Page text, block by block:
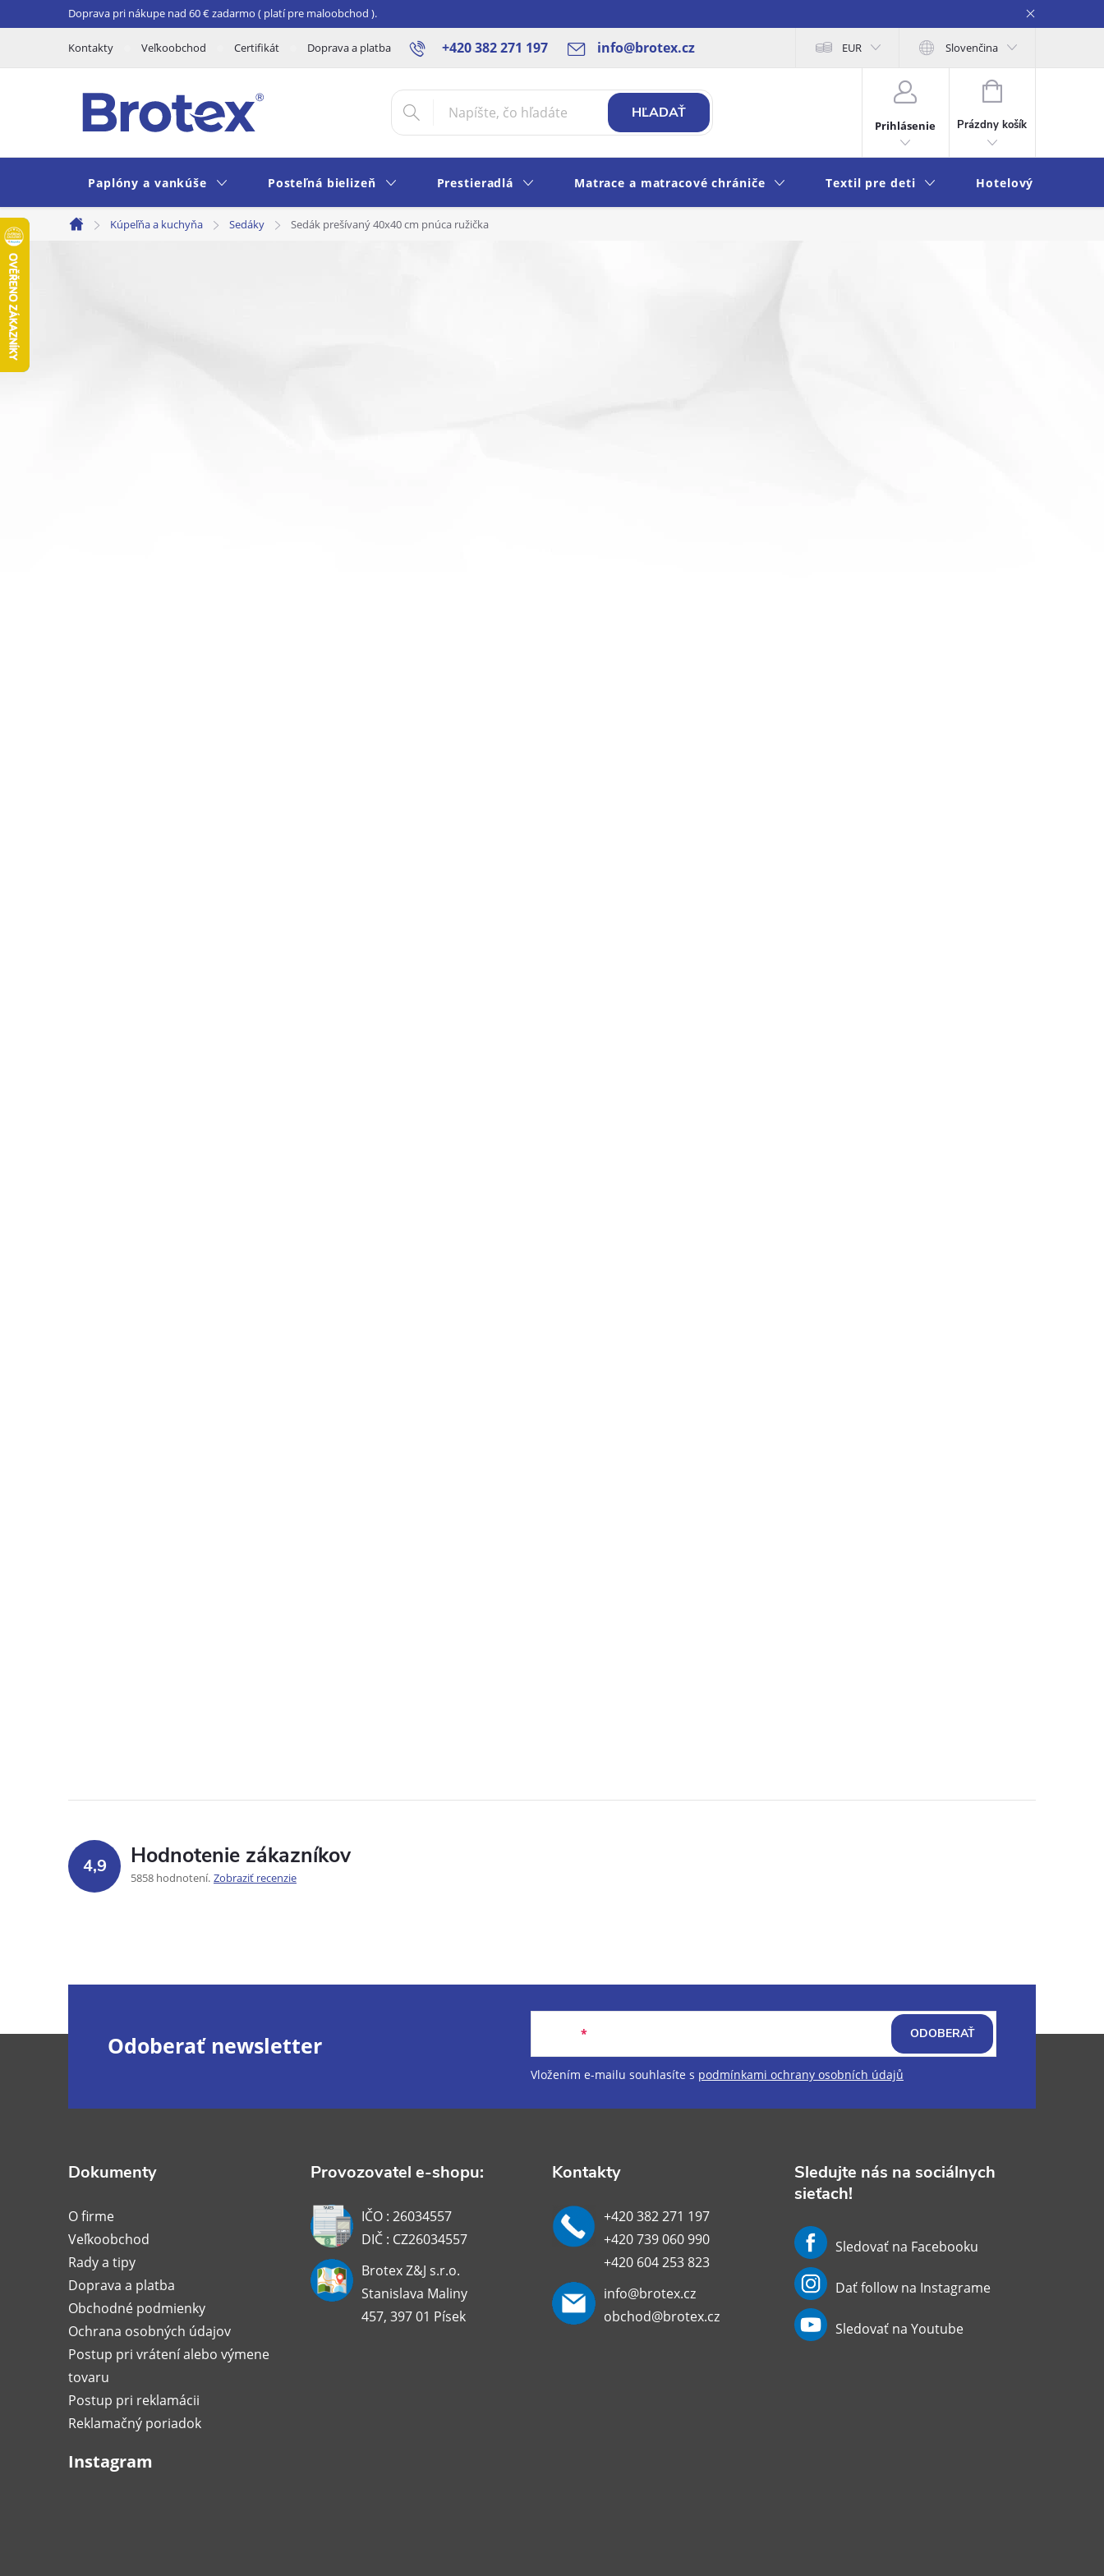
na
Doprava pri nákupe nad 60 € zadarmo ( platí pre maloobchod ).
+420 382 271 197 info@brotex.cz
Kontakty Veľkoobchod Certifikát Doprava a platba SK Blog Rady a tipy Obchodné podmienky Ochrana osobných údajov Moja objednávka
EUR Slovenčina
HĽADAŤ
Prihlásenie
NÁKUPNÝ
KOŠÍK
Prázdny košík
Paplóny a vankúše Posteľná bielizeň Prestieradlá Matrace a matracové chrániče Textil pre deti Hotelový textil
Domov
Kúpeľňa a kuchyňa Sedáky Sedák prešívaný 40x40 cm pnúca ružička
4,9 Hodnotenie zákazníkov
5858 hodnotení Zobraziť recenzie
Odoberať newsletter
Vložením e-mailu souhlasíte s podmínkami ochrany osobních údajů
ODOBERAŤ
Dokumenty
O firme
Veľkoobchod
Rady a tipy
Doprava a platba
Obchodné podmienky
Ochrana osobných údajov
Postup pri vrátení alebo výmene
tovaru
Postup pri reklamácii
Reklamačný poriadok
Provozovatel e-shopu:
IČO : 26034557
DIČ : CZ26034557
Brotex Z&J s.r.o.
Stanislava Maliny
457, 397 01 Písek
Kontakty
+420 382 271 197
+420 739 060 990
+420 604 253 823
info@brotex.cz
obchod@brotex.cz
Sledujte nás na sociálnych
sieťach!
Sledovať na Facebooku
Dať follow na Instagrame
Sledovať na Youtube
Instagram